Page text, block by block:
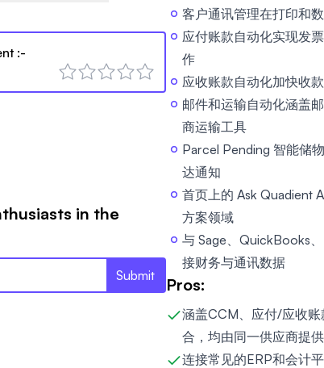
:-
in the
Submit
客户通讯管理在打印和
应付账款自动化实现发
作
应收账款自动化加快收
邮件和运输自动化涵盖
商运输工具
Parcel Pending 智能储
达通知
首页上的 Ask Quadient
方案领域
与 Sage、QuickBooks
接财务与通讯数据
Pros:
涵盖CCM、应付/应收
合，均由同一供应商提供
连接常见的ERP和会计